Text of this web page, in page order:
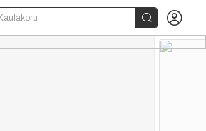
Kaulakoru  